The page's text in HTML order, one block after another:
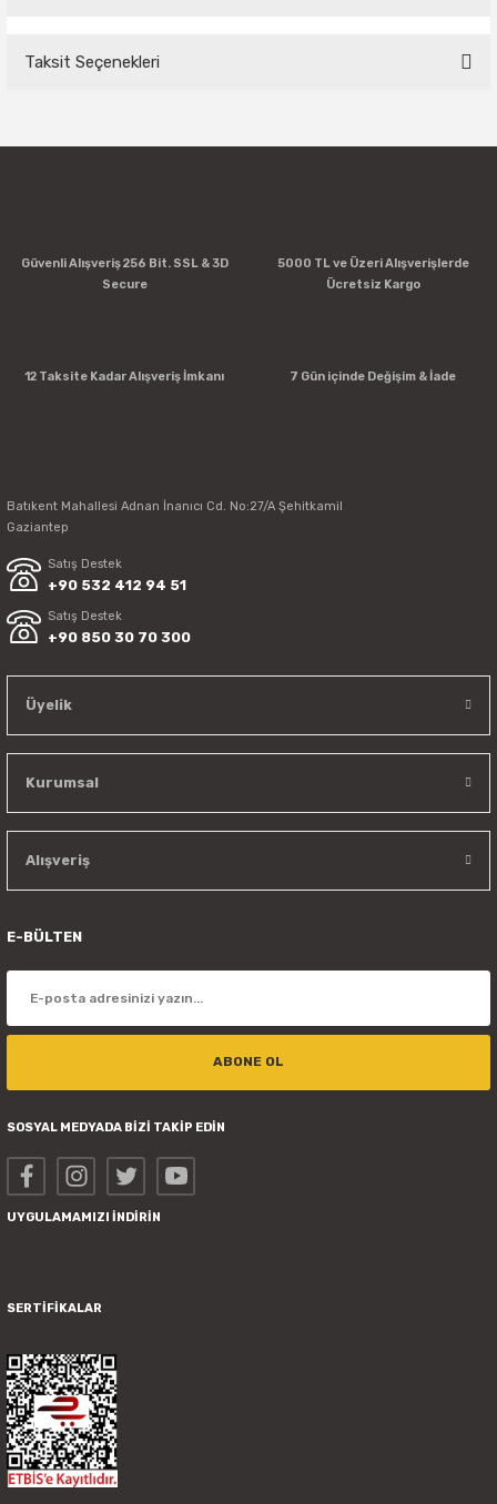
Yorum Yaz
Taksit Seçenekleri
Güvenli Alışveriş 256 Bit. SSL & 3D
Secure
5000 TL ve Üzeri Alışverişlerde
Ücretsiz Kargo
12 Taksite Kadar Alışveriş İmkanı 7 Gün içinde Değişim & İade
Batıkent Mahallesi Adnan İnanıcı Cd. No:27/A Şehitkamil
Gaziantep
Satış Destek
+90 532 412 94 51
Satış Destek
+90 850 30 70 300
Üyelik
Kurumsal
Alışveriş
E-BÜLTEN
ABONE OL
SOSYAL MEDYADA BİZİ TAKİP EDİN
UYGULAMAMIZI İNDİRİN
SERTİFİKALAR